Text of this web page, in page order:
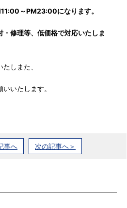
～PM23:00になります。
修理等、低価格で対応いたしま
しまた、
いたします。
事へ 次の記事へ＞